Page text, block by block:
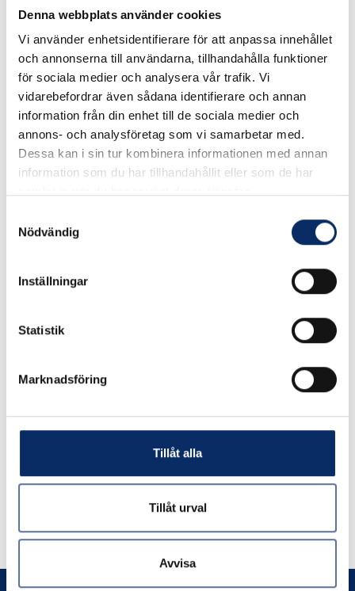
Denna webbplats använder cookies
Vi använder enhetsidentifierare för att anpassa innehållet
och annonserna till användarna, tillhandahålla funktioner
för sociala medier och analysera vår trafik. Vi
vidarebefordrar även sådana identifierare och annan
information från din enhet till de sociala medier och
annons- och analysföretag som vi samarbetar med.
Dessa kan i sin tur kombinera informationen med annan
information som du har tillhandahållit eller som de har
Nödvändig
Inställningar
Statistik
Marknadsföring
Tillåt alla
Tillåt urval
Avvisa
Rekommenderade produkter
DP-RÖR 2200 M KROM Ø25
Liknande produkter
Andra har även tittat på